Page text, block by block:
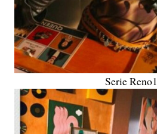
Serie